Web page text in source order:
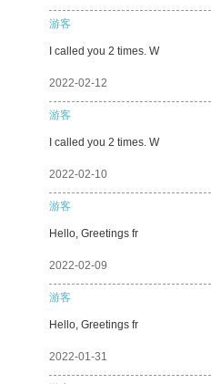
游客
I called you 2 times. W
2022-02-12
游客
I called you 2 times. W
2022-02-10
游客
Hello, Greetings fr
2022-02-09
游客
Hello, Greetings fr
2022-01-31